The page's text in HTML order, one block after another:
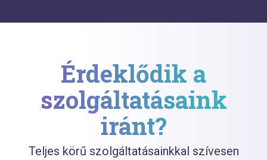
Érdeklődik a
szolgáltatásaink
iránt?
Teljes körű szolgáltatásainkkal szívesen